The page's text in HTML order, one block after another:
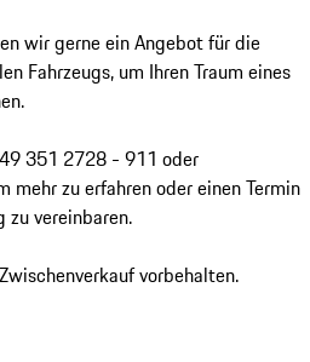
wir gerne ein Angebot für die
Fahrzeugs, um Ihren Traum eines
351 2728 - 911 oder
mehr zu erfahren oder einen Termin
vereinbaren.
vorbehalten.